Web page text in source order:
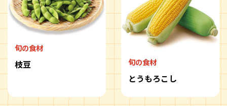
旬の食材
枝豆 旬の食材
とうもろこし